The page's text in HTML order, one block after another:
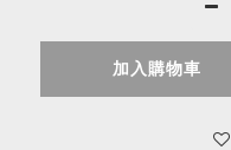
加入購物車